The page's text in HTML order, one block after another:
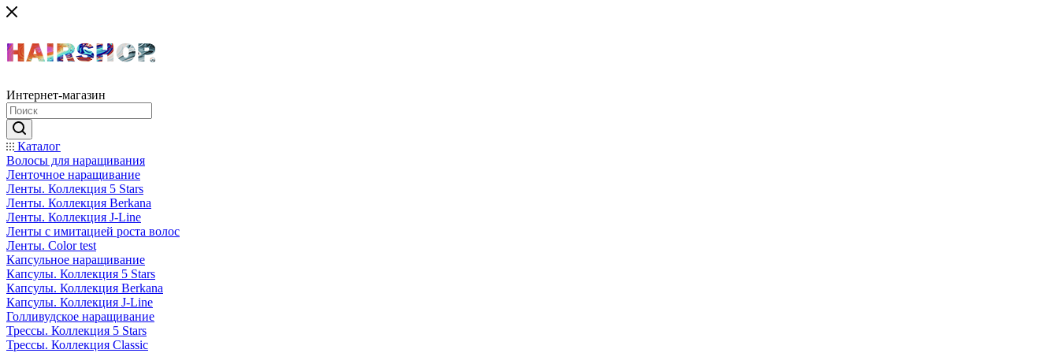
Интернет-магазин
Каталог
Волосы для наращивания
Ленточное наращивание
Ленты. Коллекция 5 Stars
Ленты. Коллекция Berkana
Ленты. Коллекция J-Line
Ленты с имитацией роста волос
Ленты. Color test
Капсульное наращивание
Капсулы. Коллекция 5 Stars
Капсулы. Коллекция Berkana
Капсулы. Коллекция J-Line
Голливудское наращивание
Трессы. Коллекция 5 Stars
Трессы. Коллекция Classic